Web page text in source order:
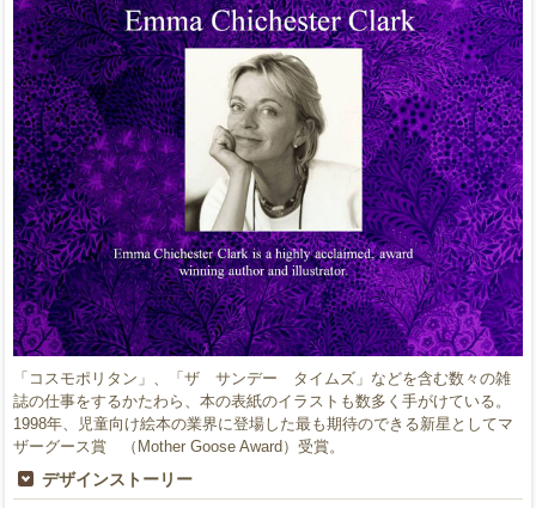
「コスモポリタン」、「ザ サンデー タイムズ」などを含む数々の雑
誌の仕事をするかたわら、本の表紙のイラストも数多く手がけている。
1998年、児童向け絵本の業界に登場した最も期待のできる新星としてマ
ザーグース賞 （Mother Goose Award）受賞。
デザインストーリー